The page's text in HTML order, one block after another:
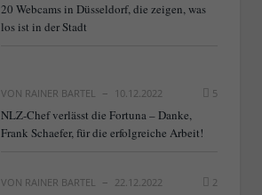
20 Webcams in Düsseldorf, die zeigen, was
los ist in der Stadt
VON RAINER BARTEL 10.12.2022 5
NLZ-Chef verlässt die Fortuna – Danke,
Frank Schaefer, für die erfolgreiche Arbeit!
VON RAINER BARTEL 22.12.2022 2